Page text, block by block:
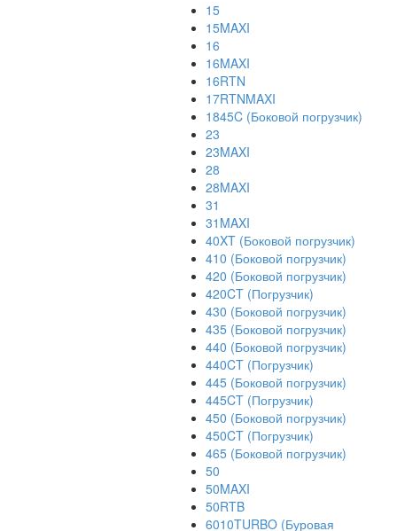
15
15MAXI
16
16MAXI
16RTN
17RTNMAXI
1845C (Боковой погрузчик)
23
23MAXI
28
28MAXI
31
31MAXI
40XT (Боковой погрузчик)
410 (Боковой погрузчик)
420 (Боковой погрузчик)
420CT (Погрузчик)
430 (Боковой погрузчик)
435 (Боковой погрузчик)
440 (Боковой погрузчик)
440CT (Погрузчик)
445 (Боковой погрузчик)
445CT (Погрузчик)
450 (Боковой погрузчик)
450CT (Погрузчик)
465 (Боковой погрузчик)
50
50MAXI
50RTB
6010TURBO (Буровая